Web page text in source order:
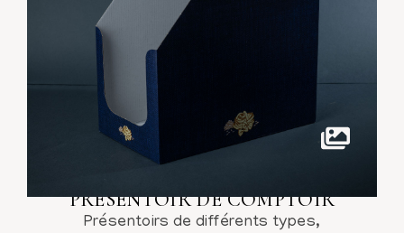
PRÉSENTOIR DE COMPTOIR
Présentoirs de différents types,